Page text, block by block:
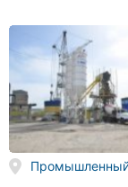
Промышленный